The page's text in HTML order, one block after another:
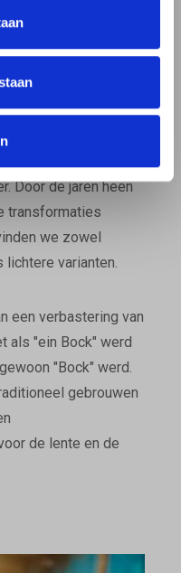
het Duitse stadje
Door de jaren heen
transformaties
we zowel
varianten.
een verbastering van
als "ein Bock" werd
"Bock" werd.
gebrouwen
de lente en de